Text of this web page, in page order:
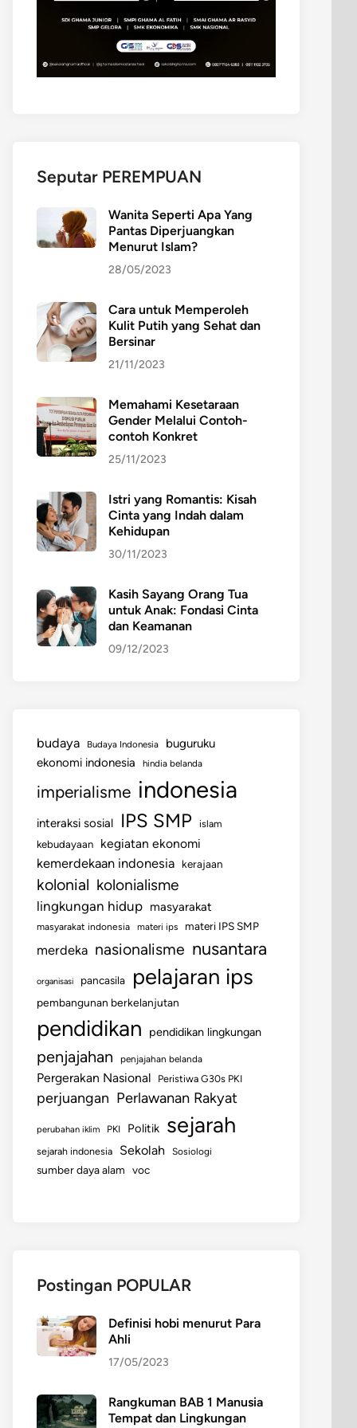
Seputar PEREMPUAN
Wanita Seperti Apa Yang
Pantas Diperjuangkan
Menurut Islam?
28/05/2023
Cara untuk Memperoleh
Kulit Putih yang Sehat dan
Bersinar
21/11/2023
Memahami Kesetaraan
Gender Melalui Contoh-
contoh Konkret
25/11/2023
Istri yang Romantis: Kisah
Cinta yang Indah dalam
Kehidupan
30/11/2023
Kasih Sayang Orang Tua
untuk Anak: Fondasi Cinta
dan Keamanan
09/12/2023
budaya Budaya Indonesia
buguruku
ekonomi indonesia
hindia belanda
imperialisme indonesia
interaksi sosial IPS SMP
islam
kebudayaan
kegiatan ekonomi
kemerdekaan indonesia kerajaan
kolonial kolonialisme
lingkungan hidup masyarakat
masyarakat indonesia materi ips materi IPS SMP
merdeka nasionalisme nusantara
organisasi pancasila pelajaran ips
pembangunan berkelanjutan
pendidikan pendidikan lingkungan
penjajahan penjajahan belanda
Pergerakan Nasional Peristiwa G30s PKI
perjuangan Perlawanan Rakyat
perubahan iklim PKI Politik sejarah
sejarah indonesia Sekolah Sosiologi
sumber daya alam voc
Postingan POPULAR
Definisi hobi menurut Para
Ahli
17/05/2023
Rangkuman BAB 1 Manusia
Tempat dan Lingkungan